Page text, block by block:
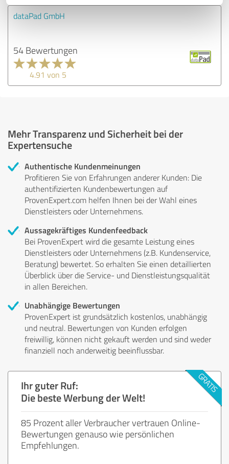
dataPad GmbH
54 Bewertungen
4.91 von 5
Mehr Transparenz und Sicherheit bei der
Expertensuche
Authentische Kundenmeinungen
Profitieren Sie von Erfahrungen anderer Kunden: Die
authentifizierten Kundenbewertungen auf
ProvenExpert.com helfen Ihnen bei der Wahl eines
Dienstleisters oder Unternehmens.
Aussagekräftiges Kundenfeedback
Bei ProvenExpert wird die gesamte Leistung eines
Dienstleisters oder Unternehmens (z.B. Kundenservice,
Beratung) bewertet. So erhalten Sie einen detaillierten
Überblick über die Service- und Dienstleistungsqualität
in allen Bereichen.
Unabhängige Bewertungen
ProvenExpert ist grundsätzlich kostenlos, unabhängig
und neutral. Bewertungen von Kunden erfolgen
freiwillig, können nicht gekauft werden und sind weder
finanziell noch anderweitig beeinflussbar.
Ihr guter Ruf:
Die beste Werbung der Welt!
85 Prozent aller Verbraucher vertrauen Online-
Bewertungen genauso wie persönlichen
Empfehlungen.